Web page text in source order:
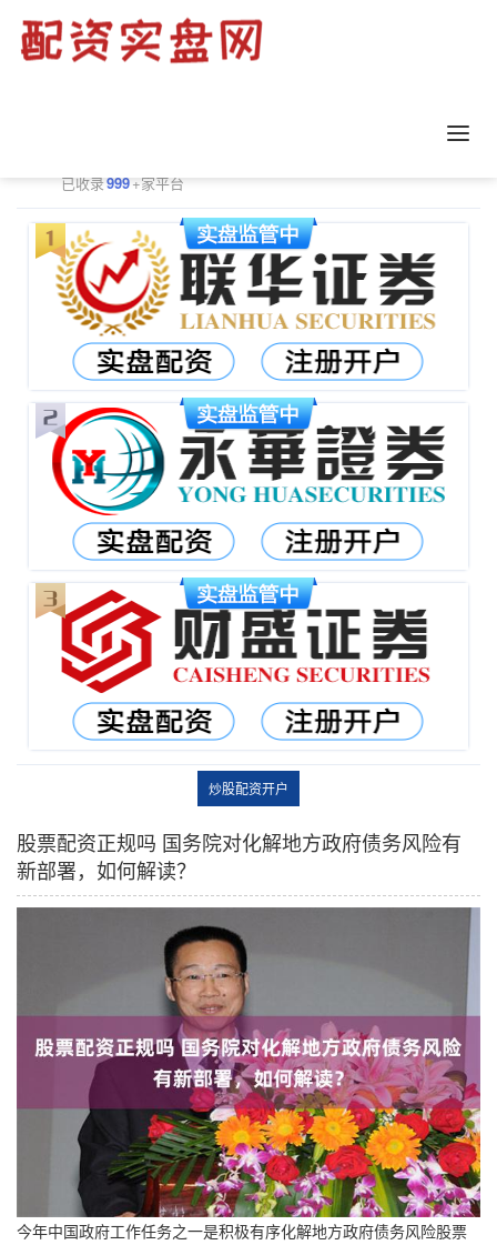
已收录999+家平台
炒股配资开户
股票配资正规吗 国务院对化解地方政府债务风险有
新部署，如何解读？
今年中国政府工作任务之一是积极有序化解地方政府债务风险股票